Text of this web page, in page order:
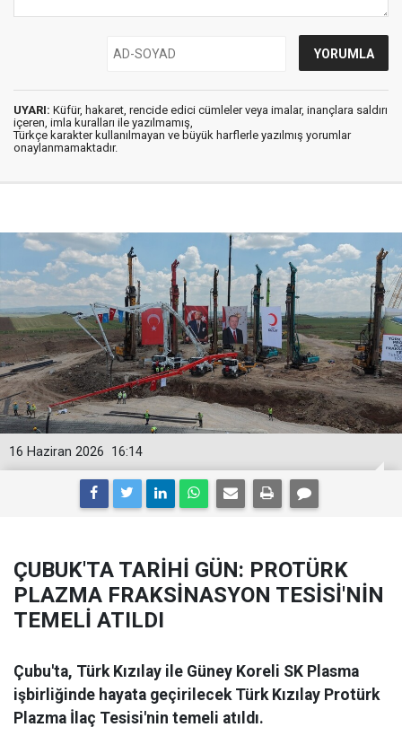
UYARI: Küfür, hakaret, rencide edici cümleler veya imalar, inançlara saldırı
içeren, imla kuralları ile yazılmamış,
Türkçe karakter kullanılmayan ve büyük harflerle yazılmış yorumlar
onaylanmamaktadır.
16:14
16 Haziran 2026
ÇUBUK'TA TARİHİ GÜN: PROTÜRK
PLAZMA FRAKSİNASYON TESİSİ'NİN
TEMELİ ATILDI
Çubu'ta, Türk Kızılay ile Güney Koreli SK Plasma
işbirliğinde hayata geçirilecek Türk Kızılay Protürk
Plazma İlaç Tesisi'nin temeli atıldı.